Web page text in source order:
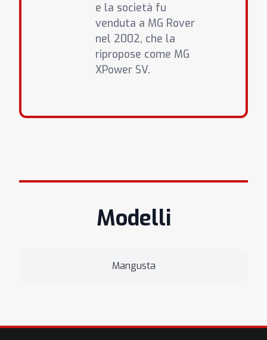
e la società fu
venduta a MG Rover
nel 2002, che la
ripropose come MG
XPower SV.
Modelli
Mangusta